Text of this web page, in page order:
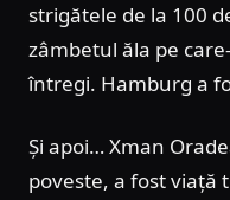
strigătele de la 100
zâmbetul ăla pe
întregi. Hamburg a
Și apoi… Xman
poveste, a fost viață